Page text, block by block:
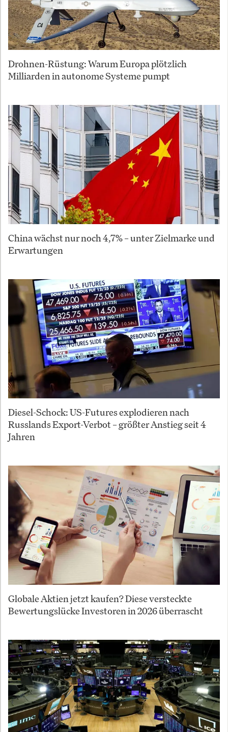
Drohnen-Rüstung: Warum Europa plötzlich
Milliarden in autonome Systeme pumpt
China wächst nur noch 4,7% – unter Zielmarke und
Erwartungen
Diesel-Schock: US-Futures explodieren nach
Russlands Export-Verbot – größter Anstieg seit 4
Jahren
Globale Aktien jetzt kaufen? Diese versteckte
Bewertungslücke Investoren in 2026 überrascht